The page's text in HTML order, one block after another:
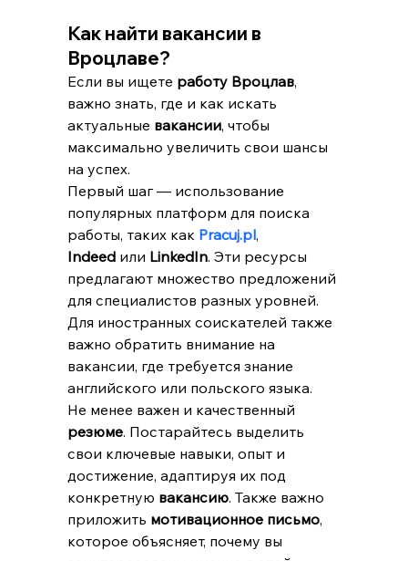
Как найти вакансии в
Вроцлаве?
Если вы ищете работу Вроцлав,
важно знать, где и как искать
актуальные вакансии, чтобы
максимально увеличить свои шансы
на успех.
Первый шаг — использование
популярных платформ для поиска
работы, таких как Pracuj.pl,
Indeed или LinkedIn. Эти ресурсы
предлагают множество предложений
для специалистов разных уровней.
Для иностранных соискателей также
важно обратить внимание на
вакансии, где требуется знание
английского или польского языка.
Не менее важен и качественный
резюме. Постарайтесь выделить
свои ключевые навыки, опыт и
достижение, адаптируя их под
конкретную вакансию. Также важно
приложить мотивационное письмо,
которое объясняет, почему вы